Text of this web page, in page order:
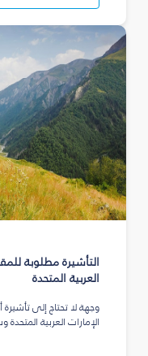
التأشيرة مطلوبة
العربية المتحدة
وجهة لا تحتاج إلى
الإمارات العربية المتحدة